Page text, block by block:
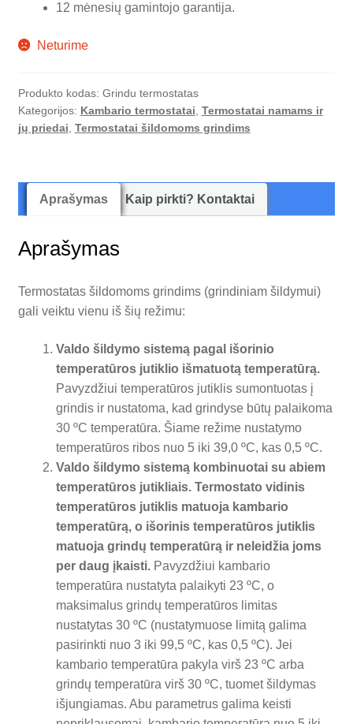
12 mėnesių gamintojo garantija.
Neturime
Produkto kodas: Grindu termostatas
Kategorijos: Kambario termostatai, Termostatai namams ir
jų priedai, Termostatai šildomoms grindims
Aprašymas Kaip pirkti? Kontaktai
Aprašymas
Termostatas šildomoms grindims (grindiniam šildymui)
gali veiktu vienu iš šių režimu:
Valdo šildymo sistemą pagal išorinio
temperatūros jutiklio išmatuotą temperatūrą.
Pavyzdžiui temperatūros jutiklis sumontuotas į
grindis ir nustatoma, kad grindyse būtų palaikoma
30 ºC temperatūra. Šiame režime nustatymo
temperatūros ribos nuo 5 iki 39,0 ºC, kas 0,5 ºC.
Valdo šildymo sistemą kombinuotai su abiem
temperatūros jutikliais. Termostato vidinis
temperatūros jutiklis matuoja kambario
temperatūrą, o išorinis temperatūros jutiklis
matuoja grindų temperatūrą ir neleidžia joms
per daug įkaisti.Pavyzdžiui kambario
temperatūra nustatyta palaikyti 23 ºC, o
maksimalus grindų temperatūros limitas
nustatytas 30 ºC (nustatymuose limitą galima
pasirinkti nuo 3 iki 99,5 ºC, kas 0,5 ºC). Jei
kambario temperatūra pakyla virš 23 ºC arba
grindų temperatūra virš 30 ºC, tuomet šildymas
išjungiamas. Abu parametrus galima keisti